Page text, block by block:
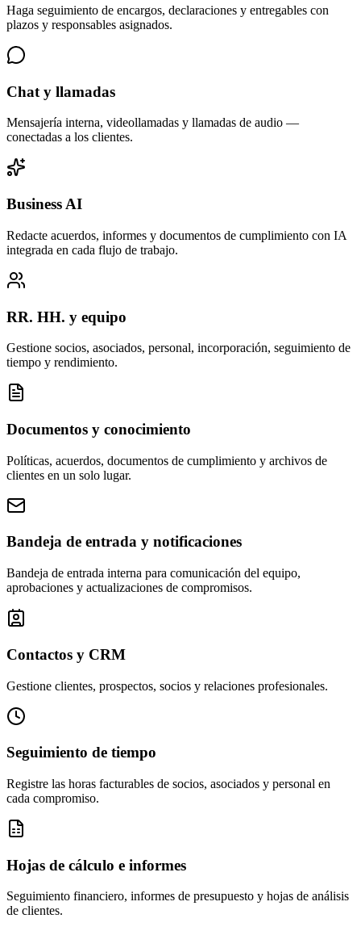
Haga seguimiento de encargos, declaraciones y entregables con
plazos y responsables asignados.
Chat y llamadas
Mensajería interna, videollamadas y llamadas de audio —
conectadas a los clientes.
Business AI
Redacte acuerdos, informes y documentos de cumplimiento con IA
integrada en cada flujo de trabajo.
RR. HH. y equipo
Gestione socios, asociados, personal, incorporación, seguimiento de
tiempo y rendimiento.
Documentos y conocimiento
Políticas, acuerdos, documentos de cumplimiento y archivos de
clientes en un solo lugar.
Bandeja de entrada y notificaciones
Bandeja de entrada interna para comunicación del equipo,
aprobaciones y actualizaciones de compromisos.
Contactos y CRM
Gestione clientes, prospectos, socios y relaciones profesionales.
Seguimiento de tiempo
Registre las horas facturables de socios, asociados y personal en
cada compromiso.
Hojas de cálculo e informes
Seguimiento financiero, informes de presupuesto y hojas de análisis
de clientes.